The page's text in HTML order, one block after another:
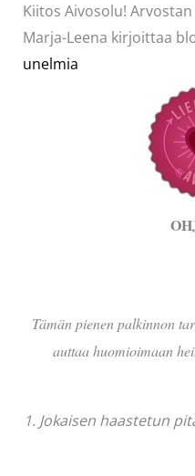
Kiitos Aivosolu!
Marja-Leena kirjoittaa
unelmia
Tämän pienen palkinnon
auttaa huomioimaan
1. Jokaisen haastetun